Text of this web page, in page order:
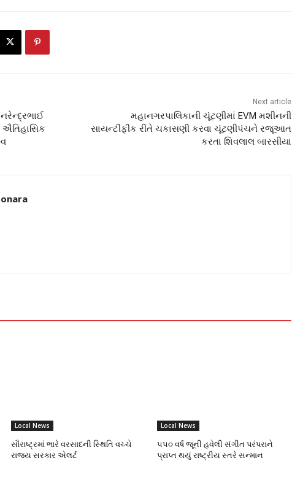
નરેન્દ્રભાઈ
Next article
મહાનગરપાલિકાની ચૂંટણીમાં EVM મશીનની
સાયન્ટીફીક રીતે ચકાસણી કરવા ચૂંટણીપંચને રજૂઆત
કરતા શિવલાલ બારસીયા
Local News
સૌરાષ્ટ્રમાં ભારે વરસાદની સ્થિતિ વચ્ચે
રાજ્ય સરકાર એલર્ટ
Local News
૫૫૦ વર્ષ જૂની હવેલી સંગીત પરંપરાને
પ્રાપ્ત થયું રાષ્ટ્રીય સ્તરે સન્માન